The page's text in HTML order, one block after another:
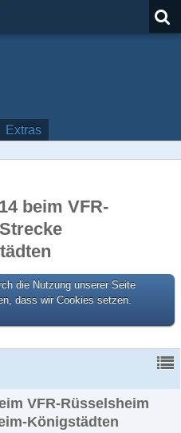
Extras
beim VFR-
die Nutzung unserer Seite
dass wir Cookies setzen.
VFR-Rüsselsheim
Königstädten